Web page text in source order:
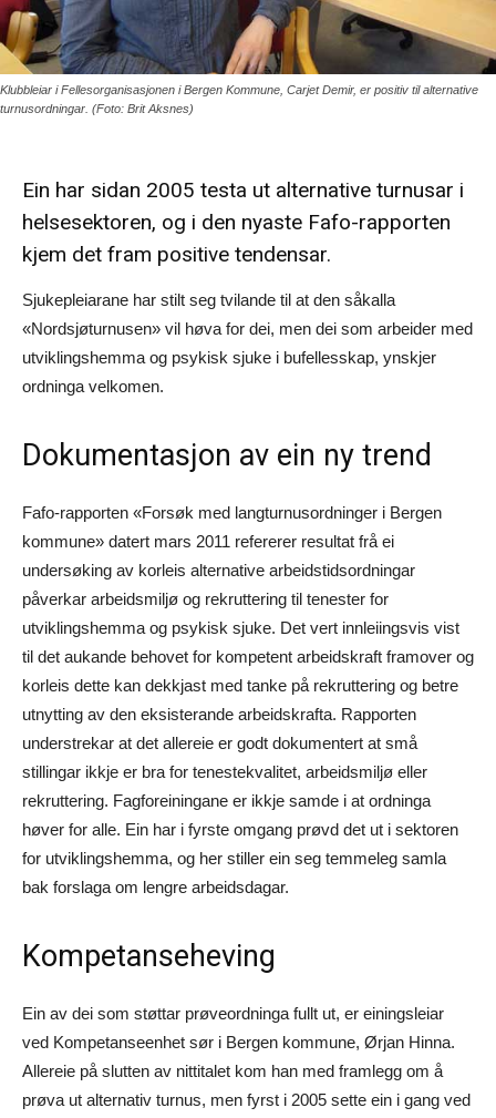
Klubbleiar i Fellesorganisasjonen i Bergen Kommune, Carjet Demir, er positiv til alternative
turnusordningar. (Foto: Brit Aksnes)
Ein har sidan 2005 testa ut alternative turnusar i
helsesektoren, og i den nyaste Fafo-rapporten
kjem det fram positive tendensar.
Sjukepleiarane har stilt seg tvilande til at den såkalla
«Nordsjøturnusen» vil høva for dei, men dei som arbeider med
utviklingshemma og psykisk sjuke i bufellesskap, ynskjer
ordninga velkomen.
Dokumentasjon av ein ny trend
Fafo-rapporten «Forsøk med langturnusordninger i Bergen
kommune» datert mars 2011 refererer resultat frå ei
undersøking av korleis alternative arbeidstidsordningar
påverkar arbeidsmiljø og rekruttering til tenester for
utviklingshemma og psykisk sjuke. Det vert innleiingsvis vist
til det aukande behovet for kompetent arbeidskraft framover og
korleis dette kan dekkjast med tanke på rekruttering og betre
utnytting av den eksisterande arbeidskrafta. Rapporten
understrekar at det allereie er godt dokumentert at små
stillingar ikkje er bra for tenestekvalitet, arbeidsmiljø eller
rekruttering. Fagforeiningane er ikkje samde i at ordninga
høver for alle. Ein har i fyrste omgang prøvd det ut i sektoren
for utviklingshemma, og her stiller ein seg temmeleg samla
bak forslaga om lengre arbeidsdagar.
Kompetanseheving
Ein av dei som støttar prøveordninga fullt ut, er einingsleiar
ved Kompetanseenhet sør i Bergen kommune, Ørjan Hinna.
Allereie på slutten av nittitalet kom han med framlegg om å
prøva ut alternativ turnus, men fyrst i 2005 sette ein i gang ved